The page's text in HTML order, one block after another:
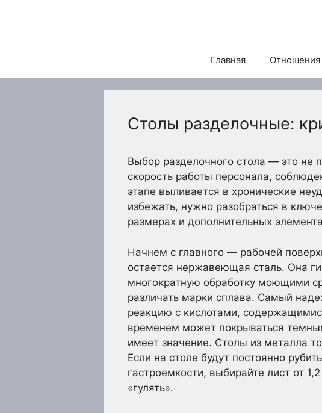
Главная Отношения
Столы разделочные:
Выбор разделочного стола — это не
скорость работы персонала,
этапе выливается в хронические
избежать, нужно разобраться в
размерах и дополнительных
Начнем с главного — рабочей
остается нержавеющая сталь. Она
многократную обработку моющими
различать марки сплава. Самый
реакцию с кислотами,
временем может покрываться
имеет значение. Столы из металла
Если на столе будут постоянно
гастроемкости, выбирайте лист от
«гулять».